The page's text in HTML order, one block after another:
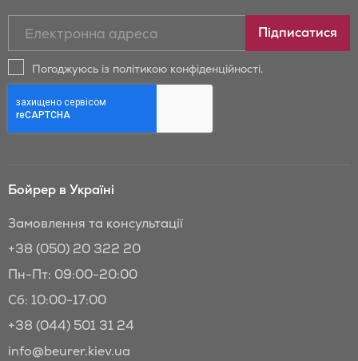
новини
та
Бойрер:
Підписатися
Погоджуюсь із політикою конфіденційності.
Бойрер в Україні
Замовлення та консультації
+38 (050) 20 322 20
Пн-Пт: 09:00-20:00
Сб: 10:00-17:00
+38 (044) 501 31 24
info@beurer.kiev.ua